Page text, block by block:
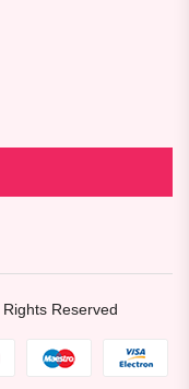
Rights Reserved